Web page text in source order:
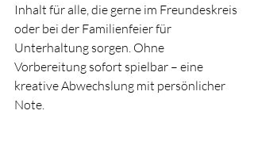
Inhalt für alle, die gerne im Freundeskreis
oder bei der Familienfeier für
Unterhaltung sorgen. Ohne
Vorbereitung sofort spielbar – eine
kreative Abwechslung mit persönlicher
Note.